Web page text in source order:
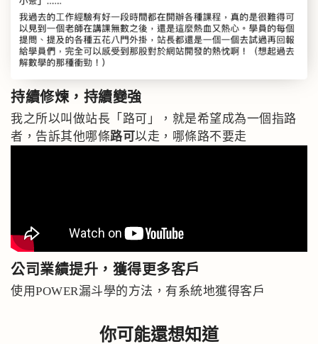
持續修煉， 持續變強
我之所以叫做站長「路可」，就是希望成為一個指路
者，告訴其他哪條路可以走，哪條路不要走
公司業績提升， 獲得更多客戶
使用POWER漏斗學的方法，有系統地獲得客戶
你可能還想知道